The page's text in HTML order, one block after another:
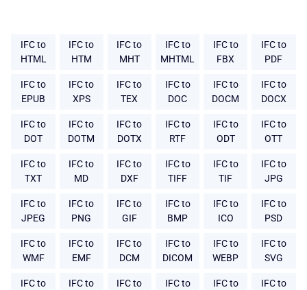
IFC to
HTML
IFC to
HTM
IFC to
MHT
IFC to
MHTML
IFC to
FBX
IFC to
PDF
IFC to
EPUB
IFC to
XPS
IFC to
TEX
IFC to
DOC
IFC to
DOCM
IFC to
DOCX
IFC to
DOT
IFC to
DOTM
IFC to
DOTX
IFC to
RTF
IFC to
ODT
IFC to
OTT
IFC to
TXT
IFC to
MD
IFC to
DXF
IFC to
TIFF
IFC to
TIF
IFC to
JPG
IFC to
JPEG
IFC to
PNG
IFC to
GIF
IFC to
BMP
IFC to
ICO
IFC to
PSD
IFC to
WMF
IFC to
EMF
IFC to
DCM
IFC to
DICOM
IFC to
WEBP
IFC to
SVG
IFC to
IFC to
IFC to
IFC to
IFC to
IFC to